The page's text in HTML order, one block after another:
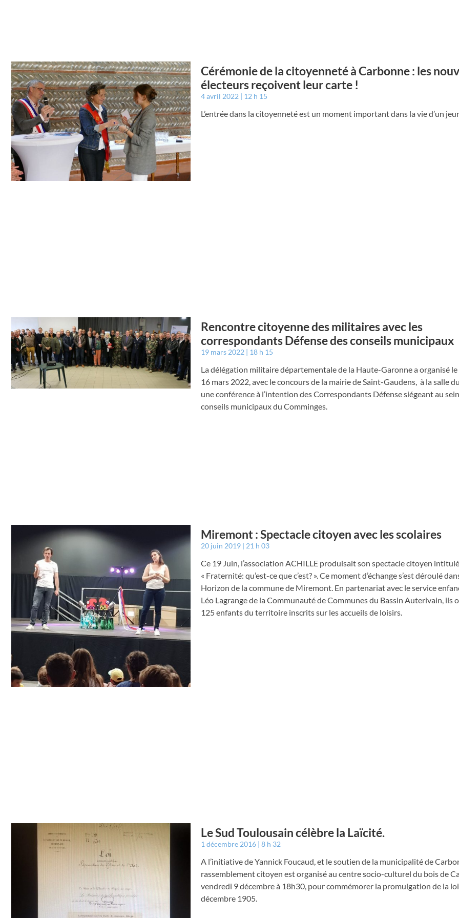
Cérémonie de la citoyenneté à Carbonne : les
électeurs reçoivent leur carte !
4 avril 2022 12 h 15
L’entrée dans la citoyenneté est un moment important dans la vie d’un
Rencontre citoyenne des militaires avec les
correspondants Défense des conseils municipaux
19 mars 2022 18 h 15
La délégation militaire départementale de la Haute-Garonne a organisé
16 mars 2022, avec le concours de la mairie de Saint-Gaudens, à la salle
une conférence à l’intention des Correspondants Défense siégeant au
conseils municipaux du Comminges.
Miremont : Spectacle citoyen avec les scolaires
20 juin 2019 21 h 03
Ce 19 Juin, l’association ACHILLE produisait son spectacle citoyen
« Fraternité: qu’est-ce que c’est? ». Ce moment d’échange s’est déroulé
Horizon de la commune de Miremont. En partenariat avec le service
Léo Lagrange de la Communauté de Communes du Bassin Auterivain, ils
125 enfants du territoire inscrits sur les accueils de loisirs.
Le Sud Toulousain célèbre la Laïcité.
1 décembre 2016 8 h 32
A l’initiative de Yannick Foucaud, et le soutien de la municipalité de
rassemblement citoyen est organisé au centre socio-culturel du bois de
vendredi 9 décembre à 18h30, pour commémorer la promulgation de la
décembre 1905.